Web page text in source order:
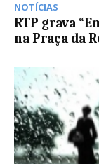
NOTÍCIAS
RTP grava
na Praça da